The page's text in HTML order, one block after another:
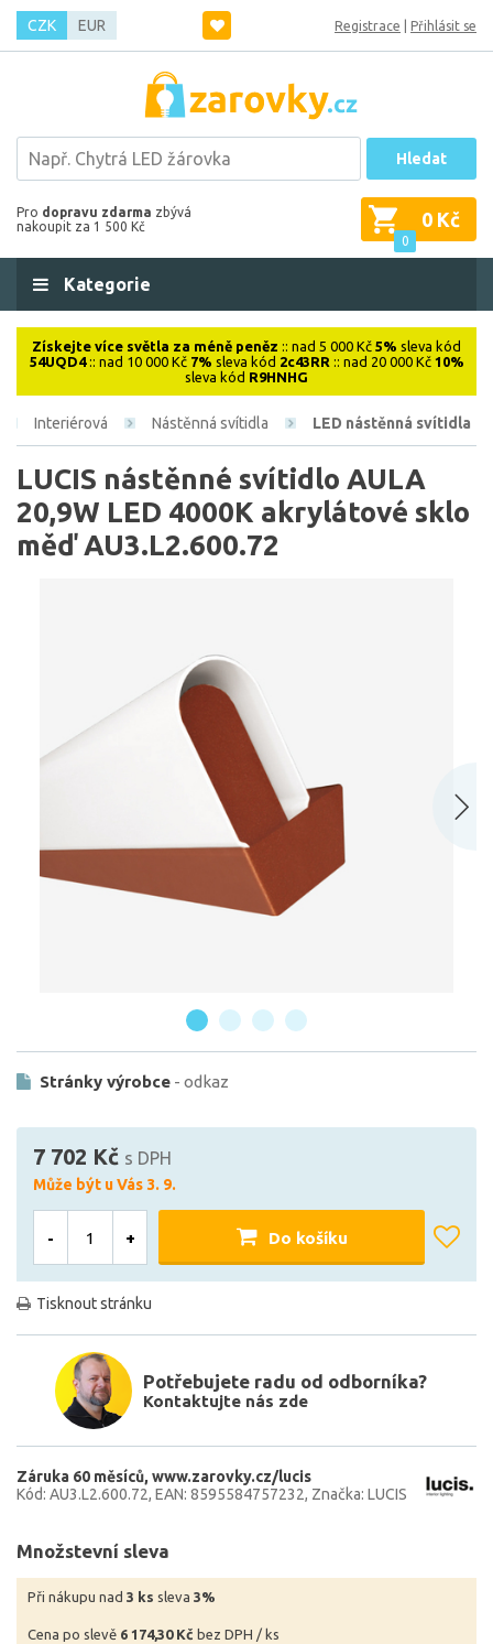
CZK EUR Registrace Přihlásit se
Hledat
Pro dopravu zdarma zbývá
nakoupit za 1 500 Kč
0
0 Kč
Kategorie
Získejte více světla za méně peněz :: nad 5 000 Kč 5% sleva kód
54UQD4:: nad 10 000 Kč 7% sleva kód 2c43RR :: nad 20 000 Kč 10%
sleva kód R9HNHG
Interiérová Nástěnná svítidla LED nástěnná svítidla
LUCIS nástěnné svítidlo AULA
20,9W LED 4000K akrylátové sklo
měď AU3.L2.600.72
Stránky výrobce - odkaz
7 702 Kč s DPH
Může být u Vás 3. 9.
- + Do košíku
Tisknout stránku
Potřebujete radu od odborníka?
Kontaktujte nás zde
Záruka 60 měsíců www.zarovky.cz/lucis
Kód: AU3.L2.600.72 EAN: 8595584757232 Značka: LUCIS
Množstevní sleva
Při nákupu nad 3 ks sleva 3%
Cena po slevě 6 174,30 Kč bez DPH / ks